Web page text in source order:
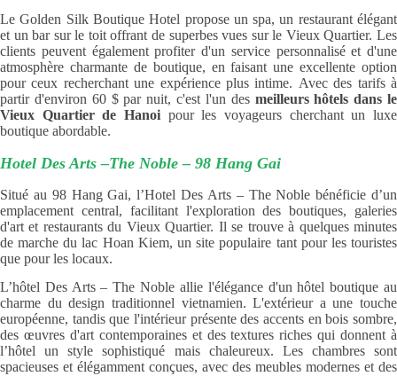
Le Golden Silk Boutique Hotel propose un spa, un restaurant élégant
et un bar sur le toit offrant de superbes vues sur le Vieux Quartier. Les
clients peuvent également profiter d'un service personnalisé et d'une
atmosphère charmante de boutique, en faisant une excellente option
pour ceux recherchant une expérience plus intime. Avec des tarifs à
partir d'environ 60 $ par nuit, c'est l'un des meilleurs hôtels dans le
Vieux Quartier de Hanoi pour les voyageurs cherchant un luxe
boutique abordable.
Hotel Des Arts –The Noble – 98 Hang Gai
Situé au 98 Hang Gai, l’Hotel Des Arts – The Noble bénéficie d’un
emplacement central, facilitant l'exploration des boutiques, galeries
d'art et restaurants du Vieux Quartier. Il se trouve à quelques minutes
de marche du lac Hoan Kiem, un site populaire tant pour les touristes
que pour les locaux.
L’hôtel Des Arts – The Noble allie l'élégance d'un hôtel boutique au
charme du design traditionnel vietnamien. L'extérieur a une touche
européenne, tandis que l'intérieur présente des accents en bois sombre,
des œuvres d'art contemporaines et des textures riches qui donnent à
l’hôtel un style sophistiqué mais chaleureux. Les chambres sont
spacieuses et élégamment conçues, avec des meubles modernes et des